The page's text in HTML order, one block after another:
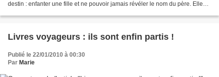
destin : enfanter une fille et ne pouvoir jamais révéler le nom du père. Elles
Livres voyageurs : ils sont enfin partis !
Publié le 22/01/2010 à 00:30
Par Marie